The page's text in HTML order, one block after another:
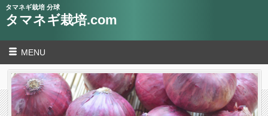
タマネギ栽培 分球
タマネギ栽培.com
MENU